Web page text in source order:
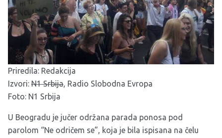
Priredila: Redakcija
Izvori: N1 Srbija, Radio Slobodna Evropa
Foto: N1 Srbija
U Beogradu je jučer održana parada ponosa pod
parolom “Ne odričem se”, koja je bila ispisana na čelu